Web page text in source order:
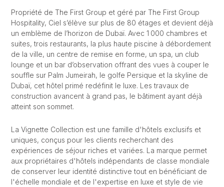
Propriété de The First Group et géré par The First Group
Hospitality, Ciel s’élève sur plus de 80 étages et devient déjà
un emblème de l’horizon de Dubaï. Avec 1 000 chambres et
suites, trois restaurants, la plus haute piscine à débordement
de la ville, un centre de remise en forme, un spa, un club
lounge et un bar d’observation offrant des vues à couper le
souffle sur Palm Jumeirah, le golfe Persique et la skyline de
Dubaï, cet hôtel primé redéfinit le luxe. Les travaux de
construction avancent à grand pas, le bâtiment ayant déjà
atteint son sommet.
La Vignette Collection est une famille d'hôtels exclusifs et
uniques, conçus pour les clients recherchant des
expériences de séjour riches et variées. La marque permet
aux propriétaires d'hôtels indépendants de classe mondiale
de conserver leur identité distinctive tout en bénéficiant de
l'échelle mondiale et de l'expertise en luxe et style de vie